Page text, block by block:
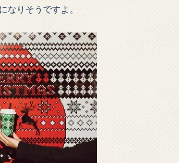
になりそうですよ。